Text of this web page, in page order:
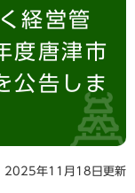
経営管
度唐津市
公告しま
2025年11月18日更新